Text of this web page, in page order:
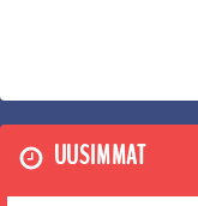
UUSIMMAT